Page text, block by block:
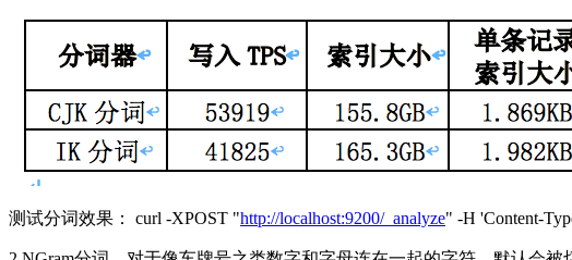
测试分词效果： curl -XPOST "http://localhost:9200/_analyze" -H 'Content-